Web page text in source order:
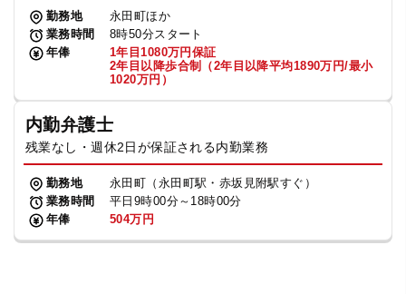
勤務地
永田町ほか
業務時間
8時50分スタート
年俸
1年目1080万円保証
2年目以降歩合制（2年目以降平均1890万円/最小
1020万円）
内勤弁護士
残業なし・週休2日が保証される内勤業務
勤務地
永田町（永田町駅・赤坂見附駅すぐ）
業務時間
平日9時00分～18時00分
年俸
504万円